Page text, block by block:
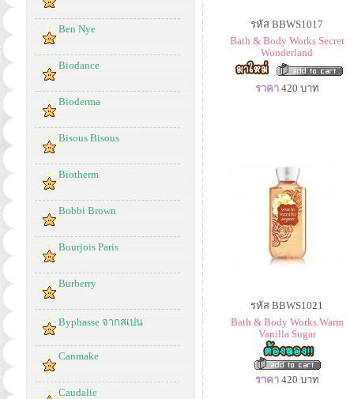
Ben Nye
Biodance
Bioderma
Bisous Bisous
Biotherm
Bobbi Brown
Bourjois Paris
Burberry
Byphasse จากสเปน
Canmake
Caudalie
รหัส BBWS1017
Bath & Body Works Secret
Wonderland
ราคา 420 บาท
รหัส BBWS1021
Bath & Body Works Warm
Vanilla Sugar
ราคา 420 บาท